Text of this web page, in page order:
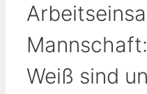
Weiß sind